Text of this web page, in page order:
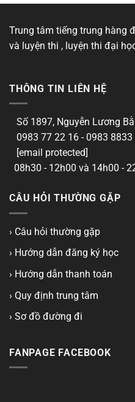
Trung tâm tiếng trung hàng
và luyện thi , luyện thi đại
THÔNG TIN LIÊN HỆ
Số 1897, Nguyễn Lương
0983 77 22 16 - 0983 8833
[email protected]
08h30 - 12h00 và 14h00 -
CÂU HỎI THƯỜNG GẶP
› Câu hỏi thường gặp
› Hướng dẫn đăng ký học
› Hướng dẫn thanh toán
› Quy định trung tâm
› Sơ đồ đường đi
FANPAGE FACEBOOK